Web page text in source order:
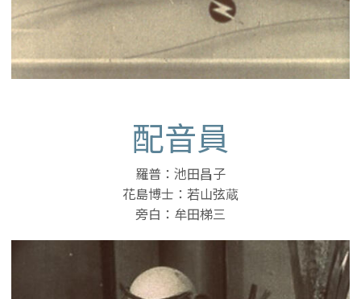
配音員
羅普：池田昌子
花島博士：若山弦蔵
旁白：牟田梯三